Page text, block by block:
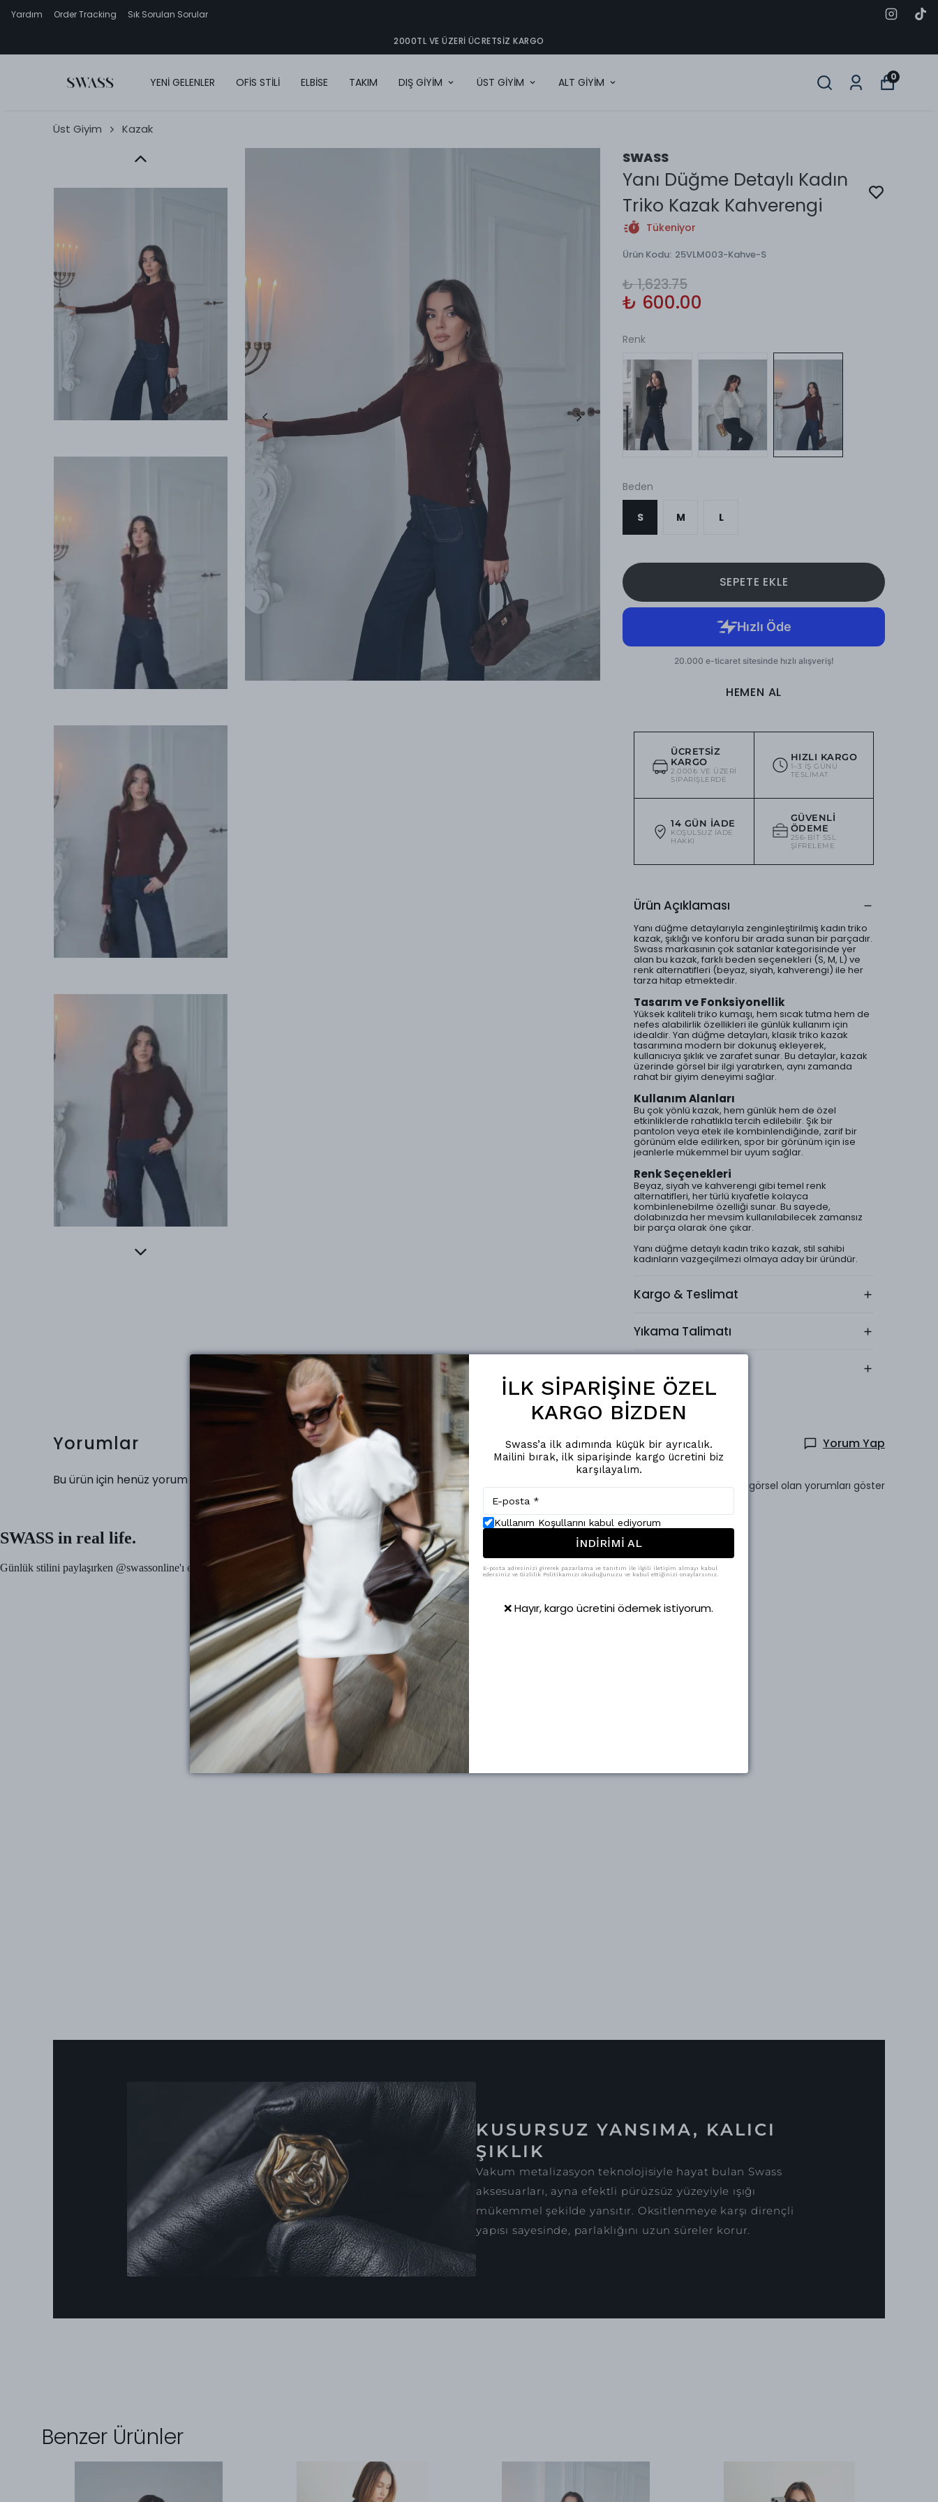
Yardım Order Tracking Sık Sorulan Sorular
2000TL VE ÜZERI ÜCRETSIZ KARGO
YENİ GELENLER OFİS STİLİ ELBİSE TAKIM DIŞ GİYİM ÜST GİYİM ALT GİYİM 0
Üst Giyim Kazak
SWASS
Yanı Düğme Detaylı Kadın
Triko Kazak Kahverengi
Tükeniyor
Ürün Kodu: 25VLM003-Kahve-S
₺ 1,623.75
₺ 600.00
Renk
Beden
S M L
SEPETE EKLE
HEMEN AL
ÜCRETSIZ
KARGO
2.000₺ VE ÜZERI
SIPARIŞLERDE
HIZLI KARGO
1–3 IŞ GÜNÜ
TESLIMAT
14 GÜN İADE
KOŞULSUZ IADE
HAKKI
GÜVENLI
ÖDEME
256-BIT SSL
ŞIFRELEME
Ürün Açıklaması
Yanı düğme detaylarıyla zenginleştirilmiş kadın triko
kazak, şıklığı ve konforu bir arada sunan bir parçadır.
Swass markasının çok satanlar kategorisinde yer
alan bu kazak, farklı beden seçenekleri (S, M, L) ve
renk alternatifleri (beyaz, siyah, kahverengi) ile her
tarza hitap etmektedir.
Tasarım ve Fonksiyonellik
Yüksek kaliteli triko kumaşı, hem sıcak tutma hem de
nefes alabilirlik özellikleri ile günlük kullanım için
idealdir. Yan düğme detayları, klasik triko kazak
tasarımına modern bir dokunuş ekleyerek,
kullanıcıya şıklık ve zarafet sunar. Bu detaylar, kazak
üzerinde görsel bir ilgi yaratırken, aynı zamanda
rahat bir giyim deneyimi sağlar.
Kullanım Alanları
Bu çok yönlü kazak, hem günlük hem de özel
etkinliklerde rahatlıkla tercih edilebilir. Şık bir
pantolon veya etek ile kombinlendiğinde, zarif bir
görünüm elde edilirken, spor bir görünüm için ise
jeanlerle mükemmel bir uyum sağlar.
Renk Seçenekleri
Beyaz, siyah ve kahverengi gibi temel renk
alternatifleri, her türlü kıyafetle kolayca
kombinlenebilme özelliği sunar. Bu sayede,
dolabınızda her mevsim kullanılabilecek zamansız
bir parça olarak öne çıkar.
Yanı düğme detaylı kadın triko kazak, stil sahibi
kadınların vazgeçilmezi olmaya aday bir üründür.
Kargo & Teslimat
Yıkama Talimatı
Yorumlar Yorum Yap
Bu ürün için henüz yorum yapılmamış. Sadece görsel olan yorumları göster
KUSURSUZ YANSIMA, KALICI
ŞIKLIK
Vakum metalizasyon teknolojisiyle hayat bulan Swass
aksesuarları, ayna efektli pürüzsüz yüzeyiyle ışığı
mükemmel şekilde yansıtır. Oksitlenmeye karşı dirençli
yapısı sayesinde, parlaklığını uzun süreler korur.
Benzer Ürünler
İLK SİPARİŞİNE ÖZEL
KARGO BİZDEN
Swass’a ilk adımında küçük bir ayrıcalık.
Mailini bırak, ilk siparişinde kargo ücretini biz
karşılayalım.
Kullanım Koşullarını kabul ediyorum
İNDİRİMİ AL
E-posta adresinizi girerek pazarlama ve tanıtım ile ilgili iletişim almayı kabul
edersiniz ve Gizlilik Politikamızı okuduğunuzu ve kabul ettiğinizi onaylarsınız.
❌ Hayır, kargo ücretini ödemek istiyorum.